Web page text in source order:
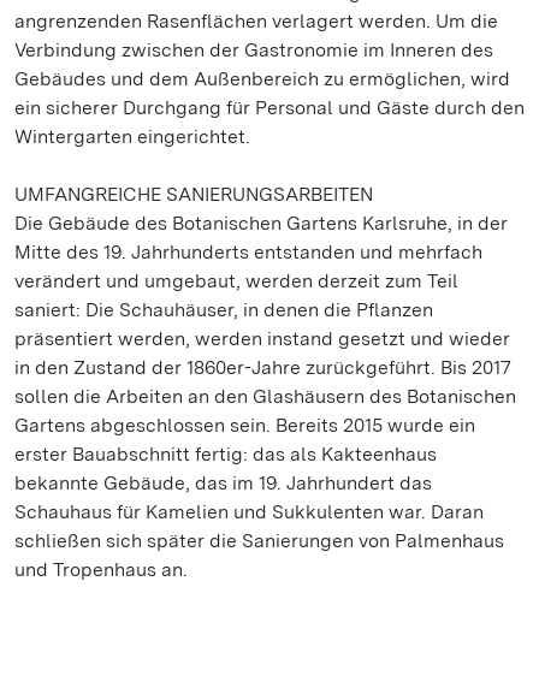
angrenzenden Rasenflächen verlagert werden. Um die
Verbindung zwischen der Gastronomie im Inneren des
Gebäudes und dem Außenbereich zu ermöglichen, wird
ein sicherer Durchgang für Personal und Gäste durch den
Wintergarten eingerichtet.
UMFANGREICHE SANIERUNGSARBEITEN
Die Gebäude des Botanischen Gartens Karlsruhe, in der
Mitte des 19. Jahrhunderts entstanden und mehrfach
verändert und umgebaut, werden derzeit zum Teil
saniert: Die Schauhäuser, in denen die Pflanzen
präsentiert werden, werden instand gesetzt und wieder
in den Zustand der 1860er-Jahre zurückgeführt. Bis 2017
sollen die Arbeiten an den Glashäusern des Botanischen
Gartens abgeschlossen sein. Bereits 2015 wurde ein
erster Bauabschnitt fertig: das als Kakteenhaus
bekannte Gebäude, das im 19. Jahrhundert das
Schauhaus für Kamelien und Sukkulenten war. Daran
schließen sich später die Sanierungen von Palmenhaus
und Tropenhaus an.